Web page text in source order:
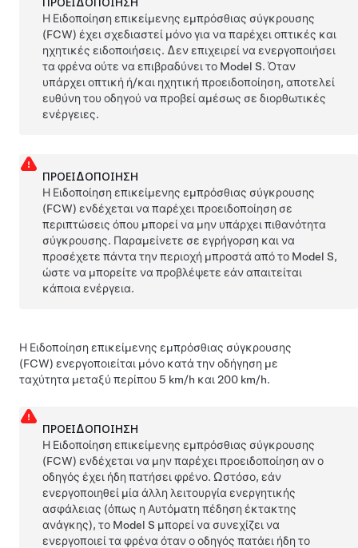
Η Ειδοποίηση επικείμενης εμπρόσθιας σύγκρουσης
(FCW) έχει σχεδιαστεί μόνο για να παρέχει οπτικές και
ηχητικές ειδοποιήσεις. Δεν επιχειρεί να ενεργοποιήσει
τα φρένα ούτε να επιβραδύνει το Model S. Όταν
υπάρχει οπτική ή/και ηχητική προειδοποίηση, αποτελεί
ευθύνη του οδηγού να προβεί αμέσως σε διορθωτικές
ενέργειες.
ΠΡΟΕΙΔΟΠΟΊΗΣΗ
Η Ειδοποίηση επικείμενης εμπρόσθιας σύγκρουσης
(FCW) ενδέχεται να παρέχει προειδοποίηση σε
περιπτώσεις όπου μπορεί να μην υπάρχει πιθανότητα
σύγκρουσης. Παραμείνετε σε εγρήγορση και να
προσέχετε πάντα την περιοχή μπροστά από το Model S,
ώστε να μπορείτε να προβλέψετε εάν απαιτείται
κάποια ενέργεια.
Η Ειδοποίηση επικείμενης εμπρόσθιας σύγκρουσης
(FCW) ενεργοποιείται μόνο κατά την οδήγηση με
ταχύτητα μεταξύ περίπου 5 km/h και 200 km/h.
ΠΡΟΕΙΔΟΠΟΊΗΣΗ
Η Ειδοποίηση επικείμενης εμπρόσθιας σύγκρουσης
(FCW) ενδέχεται να μην παρέχει προειδοποίηση αν ο
οδηγός έχει ήδη πατήσει φρένο. Ωστόσο, εάν
ενεργοποιηθεί μία άλλη λειτουργία ενεργητικής
ασφάλειας (όπως η Αυτόματη πέδηση έκτακτης
ανάγκης), το Model S μπορεί να συνεχίζει να
ενεργοποιεί τα φρένα όταν ο οδηγός πατάει ήδη το